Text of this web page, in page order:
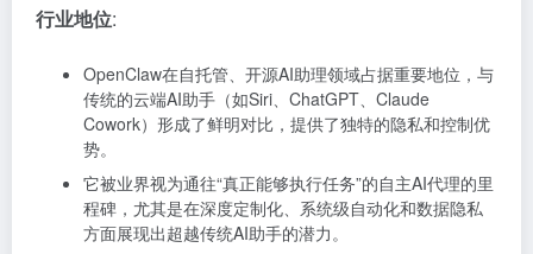
行业地位:
OpenClaw在自托管、开源AI助理领域占据重要地位，与
传统的云端AI助手（如Siri、ChatGPT、Claude
Cowork）形成了鲜明对比，提供了独特的隐私和控制优
势。
它被业界视为通往“真正能够执行任务”的自主AI代理的里
程碑，尤其是在深度定制化、系统级自动化和数据隐私
方面展现出超越传统AI助手的潜力。